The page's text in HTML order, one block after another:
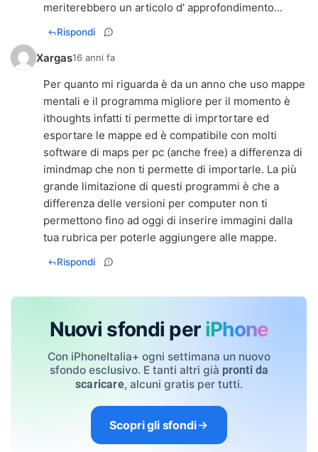
meriterebbero un articolo d' approfondimento...
Rispondi
Xargas16 anni fa
Per quanto mi riguarda è da un anno che uso mappe
mentali e il programma migliore per il momento è
ithoughts infatti ti permette di imprtortare ed
esportare le mappe ed è compatibile con molti
software di maps per pc (anche free) a differenza di
imindmap che non ti permette di importarle. La più
grande limitazione di questi programmi è che a
differenza delle versioni per computer non ti
permettono fino ad oggi di inserire immagini dalla
tua rubrica per poterle aggiungere alle mappe.
Rispondi
Nuovi sfondi per iPhone
Con iPhoneItalia+ ogni settimana un nuovo
sfondo esclusivo. E tanti altri già pronti da
scaricare, alcuni gratis per tutti.
Scopri gli sfondi